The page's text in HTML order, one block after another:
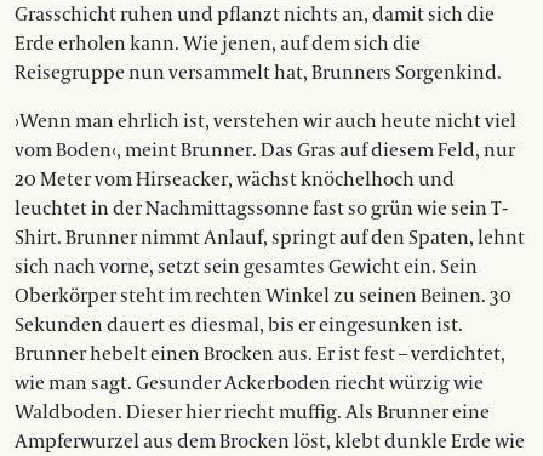
Grasschicht ruhen und pflanzt nichts an, damit sich die
Erde erholen kann. Wie jenen, auf dem sich die
Reisegruppe nun versammelt hat, Brunners Sorgenkind.
›Wenn man ehrlich ist, verstehen wir auch heute nicht viel
vom Boden‹, meint Brunner. Das Gras auf diesem Feld, nur
20 Meter vom Hirseacker, wächst knöchelhoch und
leuchtet in der Nachmittagssonne fast so grün wie sein T-
Shirt. Brunner nimmt Anlauf, springt auf den Spaten, lehnt
sich nach vorne, setzt sein gesamtes Gewicht ein. Sein
Oberkörper steht im rechten Winkel zu seinen Beinen. 30
Sekunden dauert es diesmal, bis er eingesunken ist.
Brunner hebelt einen Brocken aus. Er ist fest – verdichtet,
wie man sagt. Gesunder Ackerboden riecht würzig wie
Waldboden. Dieser hier riecht muffig. Als Brunner eine
Ampferwurzel aus dem Brocken löst, klebt dunkle Erde wie